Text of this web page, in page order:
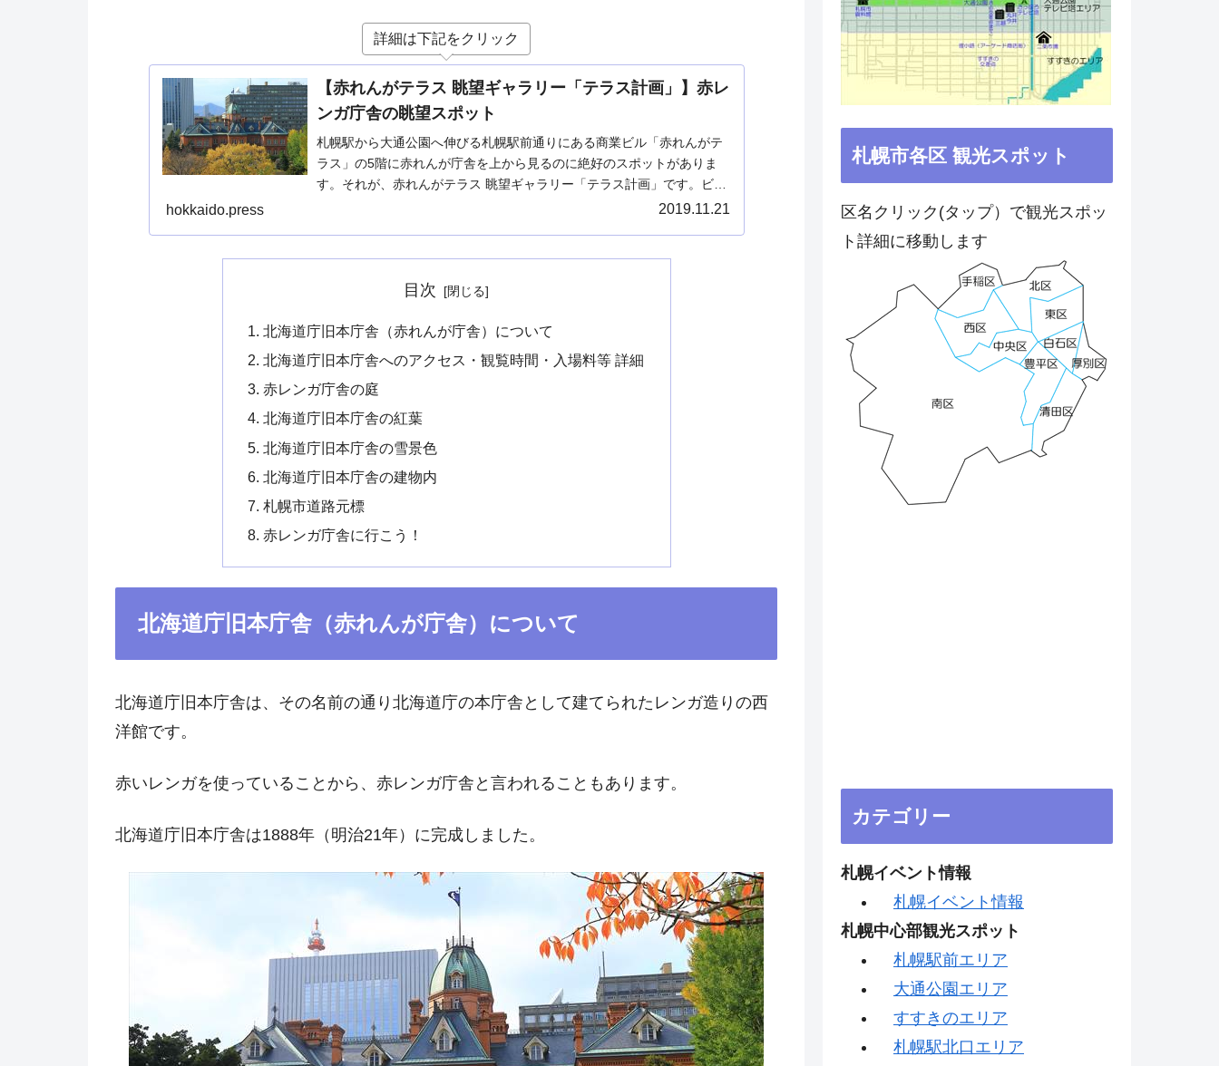
詳細は下記をクリック
【赤れんがテラス 眺望ギャラリー「テラス計画」】赤レ
ンガ庁舎の眺望スポット
札幌駅から大通公園へ伸びる札幌駅前通りにある商業ビル「赤れんがテ
ラス」の5階に赤れんが庁舎を上から見るのに絶好のスポットがありま
す。それが、赤れんがテラス 眺望ギャラリー「テラス計画」です。ビル
の3階からの直通エレベーターでしかいけないため隠れた赤れんが庁舎を
hokkaido.press 2019.11.21
目次
北海道庁旧本庁舎（赤れんが庁舎）について
北海道庁旧本庁舎へのアクセス・観覧時間・入場料等 詳細
赤レンガ庁舎の庭
北海道庁旧本庁舎の紅葉
北海道庁旧本庁舎の雪景色
北海道庁旧本庁舎の建物内
札幌市道路元標
赤レンガ庁舎に行こう！
北海道庁旧本庁舎（赤れんが庁舎）について
北海道庁旧本庁舎は、その名前の通り北海道庁の本庁舎として建てられたレンガ造りの西
洋館です。
赤いレンガを使っていることから、赤レンガ庁舎と言われることもあります。
北海道庁旧本庁舎は1888年（明治21年）に完成しました。
札幌市各区 観光スポット
区名クリック(タップ）で観光スポッ
ト詳細に移動します
カテゴリー
札幌イベント情報
札幌イベント情報
札幌中心部観光スポット
札幌駅前エリア
大通公園エリア
すすきのエリア
札幌駅北口エリア